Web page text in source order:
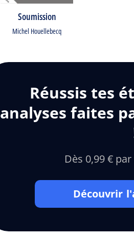
Soumission
Michel Houellebecq
Réussis tes
analyses faites
Dès 0,99 €
Découvrir